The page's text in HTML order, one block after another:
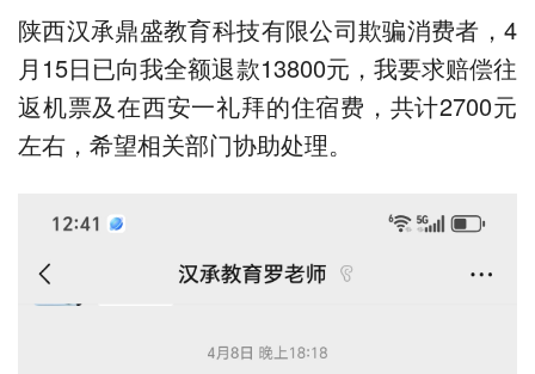
陕西汉承鼎盛教育科技有限公司欺骗消费者，4
月15日已向我全额退款13800元，我要求赔偿往
返机票及在西安一礼拜的住宿费，共计2700元
左右，希望相关部门协助处理。